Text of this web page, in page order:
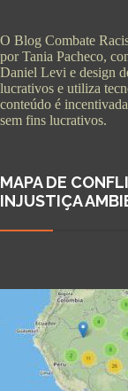
O Blog Combate
por Tania Pacheco,
Daniel Levi e design
lucrativos e utiliza
conteúdo é
sem fins lucrativos.
MAPA DE
INJUSTIÇA